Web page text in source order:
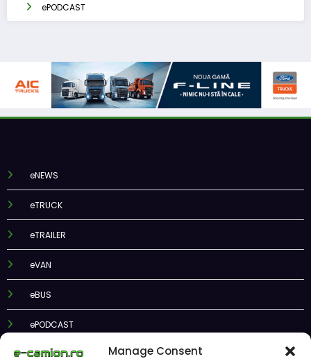
Manage Consent
ePODCAST
eNEWS
eTRUCK
eTRAILER
eVAN
eBUS
ePODCAST